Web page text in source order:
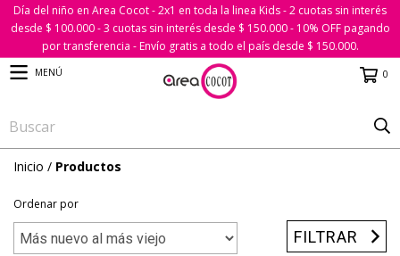
Día del niño en Area Cocot - 2x1 en toda la linea Kids - 2 cuotas sin interés
desde $ 100.000 - 3 cuotas sin interés desde $ 150.000 - 10% OFF pagando
por transferencia - Envío gratis a todo el país desde $ 150.000.
MENÚ 0
Inicio / Productos
Ordenar por
FILTRAR